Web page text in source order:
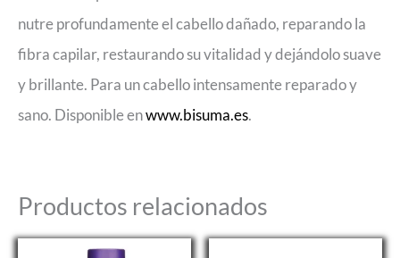
nutre profundamente el cabello dañado, reparando la
fibra capilar, restaurando su vitalidad y dejándolo suave
y brillante. Para un cabello intensamente reparado y
sano. Disponible enwww.bisuma.es.
Productos relacionados